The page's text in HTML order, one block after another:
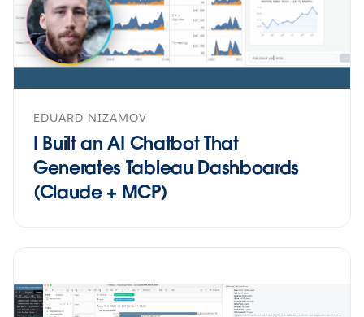
EDUARD NIZAMOV
I Built an AI Chatbot That
Generates Tableau Dashboards
(Claude + MCP)